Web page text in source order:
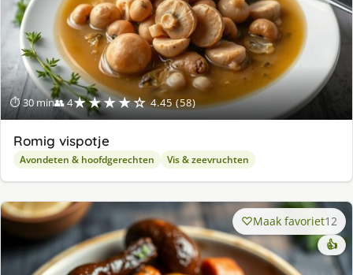
⏱ 30 min👥 4★★★★☆ 4.45 (58)
Romig vispotje
Avondeten & hoofdgerechten Vis & zeevruchten
Maak favoriet12
👍